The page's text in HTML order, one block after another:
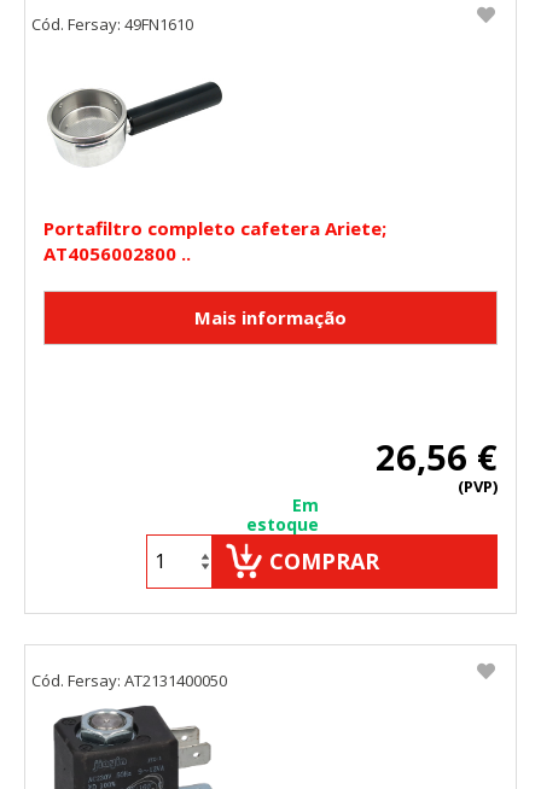
Portafiltro completo cafetera Ariete;
AT4056002800 ..
26,56 €
(PVP)
Em
estoque
COMPRAR
Cód. Fersay: 49FN1610
Cód. Fersay: AT2131400050